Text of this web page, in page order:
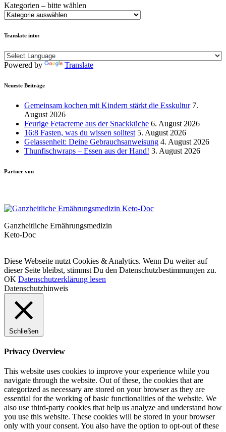
Kategorien – bitte wählen
Translate into:
Powered by Translate
Neueste Beiträge
Gemeinsam kochen mit Kindern stärkt die Esskultur 7.
August 2026
Feurige Fetacreme aus der Snackküche 6. August 2026
16:8 Fasten, was du wissen solltest 5. August 2026
Gelassenheit: Deine Gebrauchsanweisung 4. August 2026
Thunfischwraps – Essen aus der Hand! 3. August 2026
Partner von
Ganzheitliche Ernährungsmedizin
Keto-Doc
Diese Webseite nutzt Cookies & Analytics. Wenn Du weiter auf
dieser Seite bleibst, stimmst Du den Datenschutzbestimmungen zu.
OK Datenschutzerklärung lesen
Datenschutzhinweis
Schließen
Privacy Overview
This website uses cookies to improve your experience while you
navigate through the website. Out of these, the cookies that are
categorized as necessary are stored on your browser as they are
essential for the working of basic functionalities of the website. We
also use third-party cookies that help us analyze and understand how
you use this website. These cookies will be stored in your browser
only with your consent. You also have the option to opt-out of these